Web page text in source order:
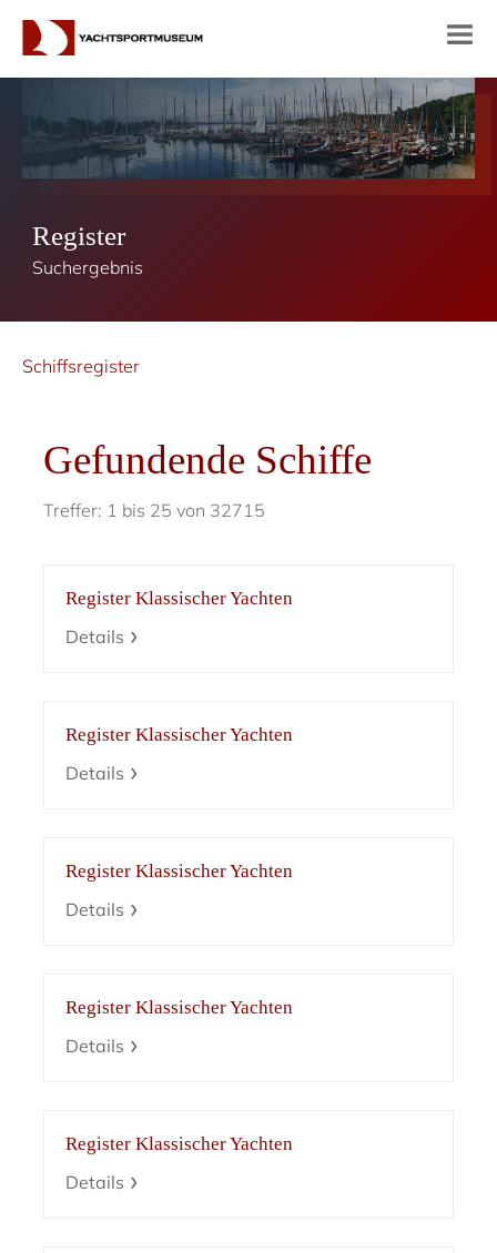
Register
Suchergebnis
Schiffsregister
Gefundende Schiffe
Treffer: 1 bis 25 von 32715
Register Klassischer Yachten
Details
Register Klassischer Yachten
Details
Register Klassischer Yachten
Details
Register Klassischer Yachten
Details
Register Klassischer Yachten
Details